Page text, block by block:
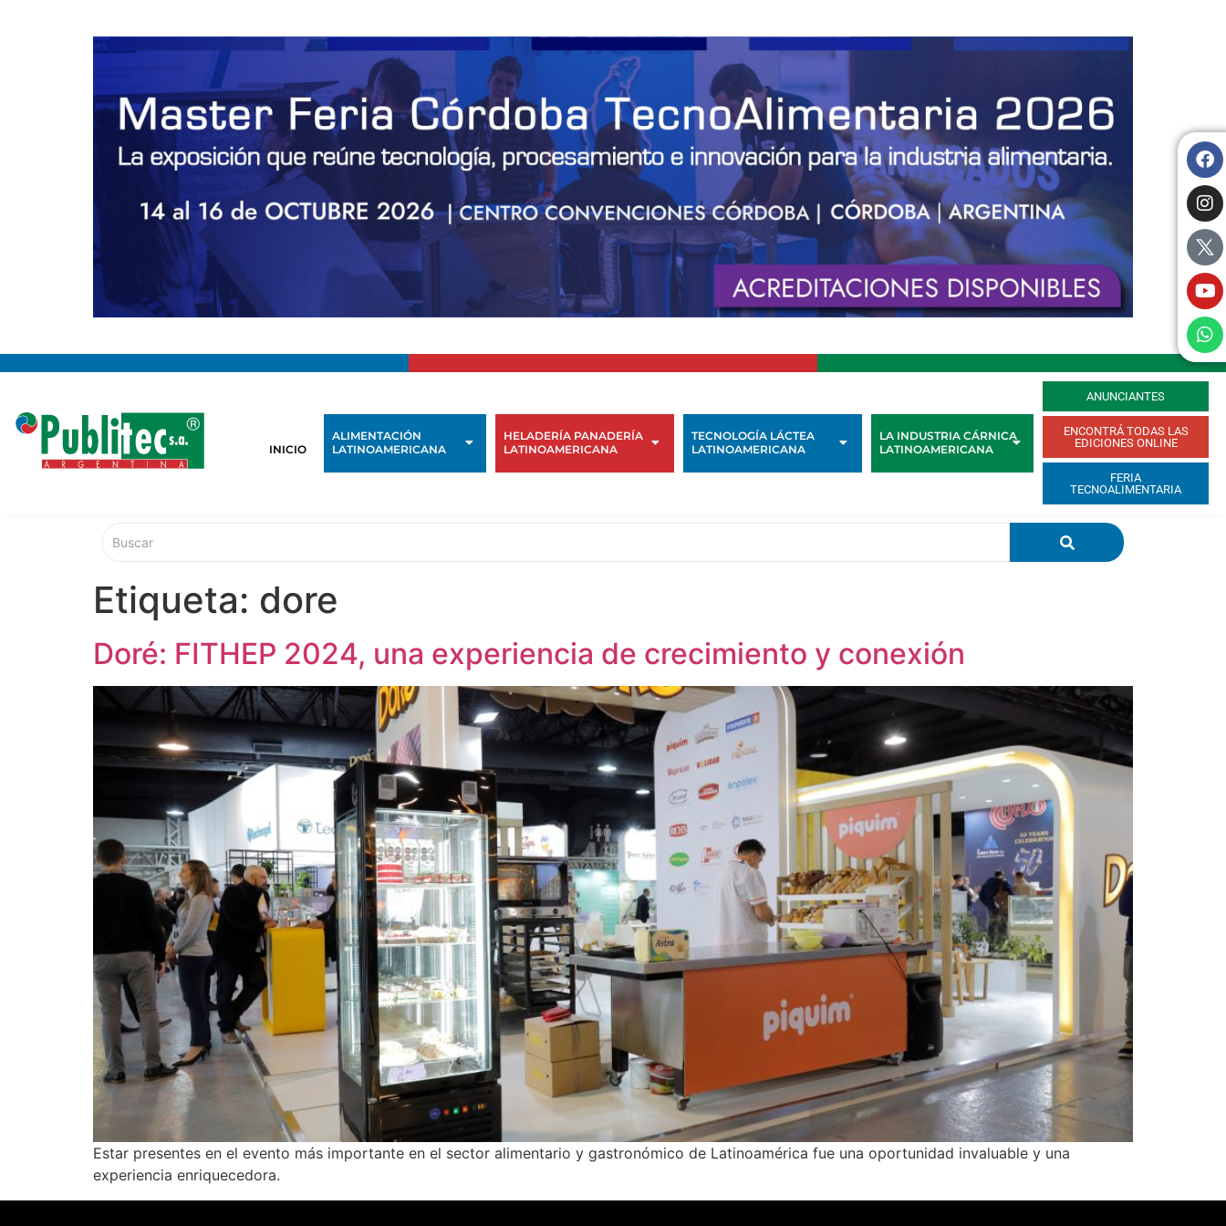
INICIO
ALIMENTACIÓN
LATINOAMERICANA
HELADERÍA PANADERÍA
LATINOAMERICANA
TECNOLOGÍA LÁCTEA
LATINOAMERICANA
LA INDUSTRIA CÁRNICA
LATINOAMERICANA
ANUNCIANTES
ENCONTRÁ TODAS LAS
EDICIONES ONLINE
FERIA
TECNOALIMENTARIA
Etiqueta: dore
Doré: FITHEP 2024, una experiencia de crecimiento y conexión
Estar presentes en el evento más importante en el sector alimentario y gastronómico de Latinoamérica fue una oportunidad invaluable y una
experiencia enriquecedora.